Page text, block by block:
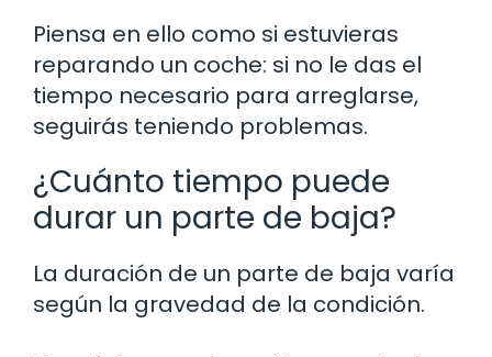
Piensa en ello como si estuvieras
reparando un coche: si no le das el
tiempo necesario para arreglarse,
seguirás teniendo problemas.
¿Cuánto tiempo puede
durar un parte de baja?
La duración de un parte de baja varía
según la gravedad de la condición.